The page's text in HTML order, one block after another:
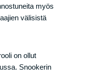
myös
välisistä
on ollut
Snookerin